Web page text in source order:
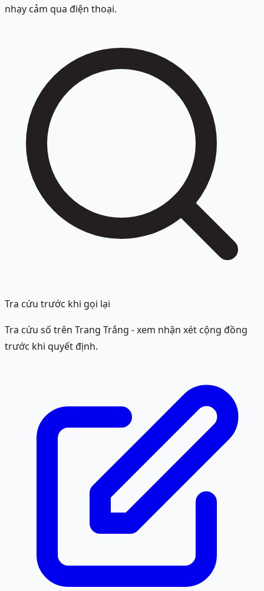
nhạy cảm qua điện thoại.
Tra cứu trước khi gọi lại
Tra cứu số trên Trang Trắng - xem nhận xét cộng đồng
trước khi quyết định.